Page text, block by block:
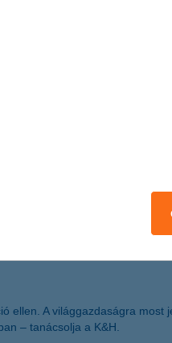
A világgazdaságra
– tanácsolja a K&H.